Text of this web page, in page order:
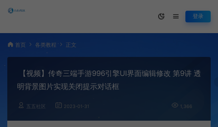
登录
首页 各类教程 正文
【视频】传奇三端手游996引擎UI界面编辑修改 第9讲 透
明背景图片实现关闭提示对话框
五五社区 2023-01-31 1,366